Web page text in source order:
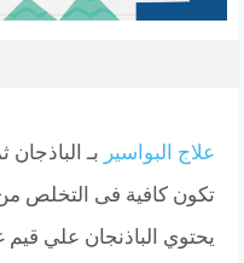
علاج البواسير بـ
تكون كافية فى التخلص
يحتوي الباذنجان علي قيم